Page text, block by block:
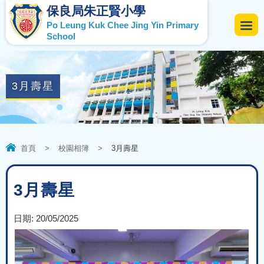
保良局朱正賢小學
Po Leung Kuk Chee Jing Yin Primary
School
3月壽星
首頁 > 校園相簿 > 3月壽星
3月壽星
日期: 20/05/2025